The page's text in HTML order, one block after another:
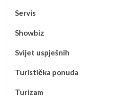
Servis
Showbiz
Svijet uspješnih
Turistička ponuda
Turizam